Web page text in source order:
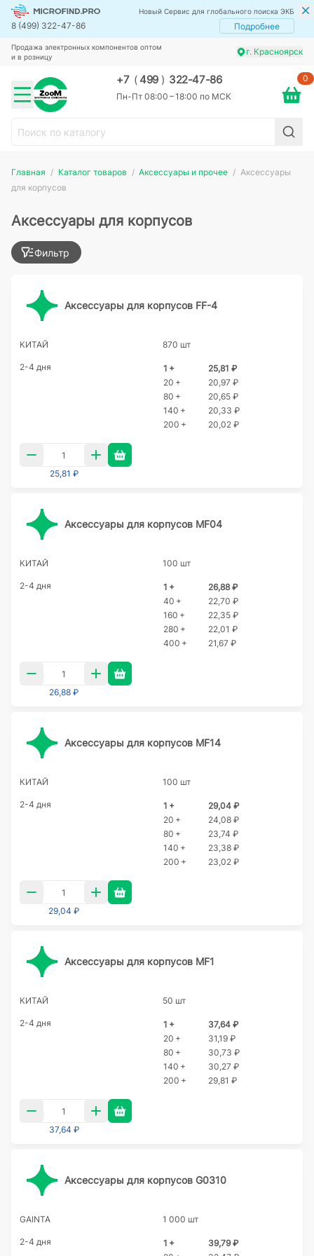
Новый Сервис для глобального поиска ЭКБ
8 (499) 322-47-86 Подробнее
Продажа электронных компонентов оптом
и в розницу
г. Красноярск
+7 (499 ) 322-47-86
Пн-Пт 08:00 – 18:00 по МСК
0
Главная Каталог товаров Аксессуары и прочее
Аксессуары
для корпусов
Аксессуары для корпусов
Фильтр
Аксессуары для корпусов FF-4
КИТАЙ 870 шт
2-4 дня 1 +
25,81 ₽
20 +
20,97 ₽
80 +
20,65 ₽
140 +
20,33 ₽
200 +
20,02 ₽
25,81 ₽
Аксессуары для корпусов MF04
КИТАЙ 100 шт
2-4 дня 1 +
26,88 ₽
40 +
22,70 ₽
160 +
22,35 ₽
280 +
22,01 ₽
400 +
21,67 ₽
26,88 ₽
Аксессуары для корпусов MF14
КИТАЙ 100 шт
2-4 дня 1 +
29,04 ₽
20 +
24,08 ₽
80 +
23,74 ₽
140 +
23,38 ₽
200 +
23,02 ₽
29,04 ₽
Аксессуары для корпусов MF1
КИТАЙ 50 шт
2-4 дня 1 +
37,64 ₽
20 +
31,19 ₽
80 +
30,73 ₽
140 +
30,27 ₽
200 +
29,81 ₽
37,64 ₽
Аксессуары для корпусов G0310
GAINTA 1 000 шт
2-4 дня 1 +
39,79 ₽